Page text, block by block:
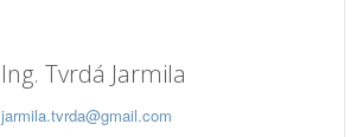
Ing. Tvrdá Jarmila
jarmila.tvrda@gmail.com